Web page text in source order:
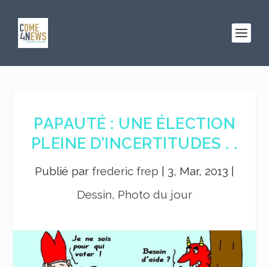
PAPAUTÉ : UNE ÉLECTION
PLEINE D’INCERTITUDES . .
Publié par frederic frep 3, Mar, 2013
Dessin, Photo du jour